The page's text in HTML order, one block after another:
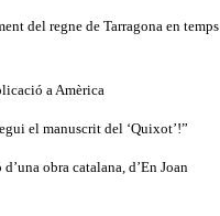
del regne de Tarragona en temps
a Amèrica
el manuscrit del ‘Quixot’!”
obra catalana, d’En Joan